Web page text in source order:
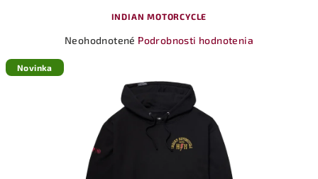
INDIAN MOTORCYCLE
Priemerné
produktu
hviezdičiek.
Neohodnotené Podrobnosti hodnotenia
Novinka